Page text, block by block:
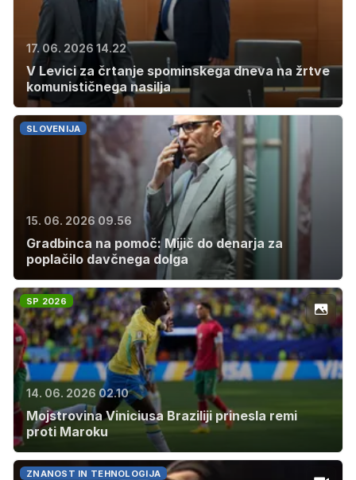
17. 06. 2026 14.22
V Levici za črtanje spominskega dneva na žrtve
komunističnega nasilja
SLOVENIJA
15. 06. 2026 09.56
Gradbinca na pomoč: Mijič do denarja za
poplačilo davčnega dolga
SP 2026
14. 06. 2026 02.10
Mojstrovina Viniciusa Braziliji prinesla remi
proti Maroku
ZNANOST IN TEHNOLOGIJA